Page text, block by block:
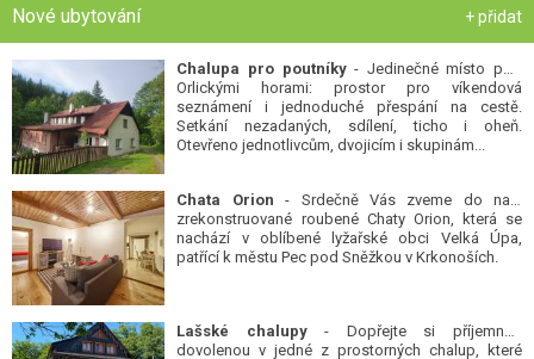
Nové ubytování + přidat
Chalupa pro poutníky- Jedinečné místo pod
Orlickými horami: prostor pro víkendová
seznámení i jednoduché přespání na cestě.
Setkání nezadaných, sdílení, ticho i oheň.
Otevřeno jednotlivcům, dvojicím i skupinám...
Chata Orion - Srdečně Vás zveme do naší
zrekonstruované roubené Chaty Orion, která se
nachází v oblíbené lyžařské obci Velká Úpa,
patřící k městu Pec pod Sněžkou v Krkonoších.
Lašské chalupy- Dopřejte si příjemnou
dovolenou v jedné z prostorných chalup, které